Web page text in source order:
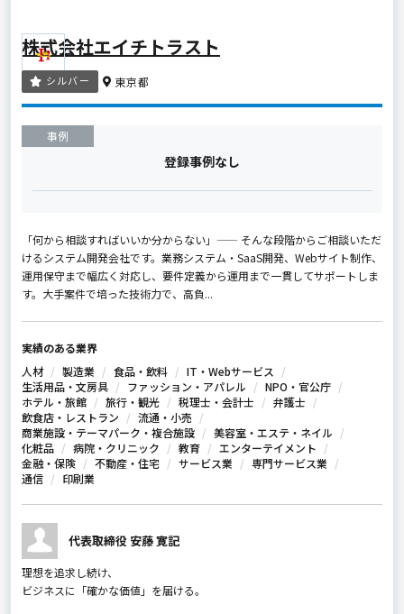
株式会社エイチトラスト
シルバー 東京都
事例
登録事例なし
「何から相談すればいいか分からない」—— そんな段階からご相談いただ
けるシステム開発会社です。業務システム・SaaS開発、Webサイト制作、
運用保守まで幅広く対応し、要件定義から運用まで一貫してサポートしま
す。大手案件で培った技術力で、高負...
実績のある業界
人材
製造業 食品・飲料
IT・Webサービス
生活用品・文房具
ファッション・アパレル
NPO・官公庁
ホテル・旅館
旅行・観光 税理士・会計士
弁護士
飲食店・レストラン
流通・小売
商業施設・テーマパーク・複合施設
美容室・エステ・ネイル
化粧品
病院・クリニック 教育
エンターテイメント
金融・保険
不動産・住宅 サービス業
専門サービス業
通信
印刷業
代表取締役 安藤 寛記
理想を追求し続け、
ビジネスに「確かな価値」を届ける。